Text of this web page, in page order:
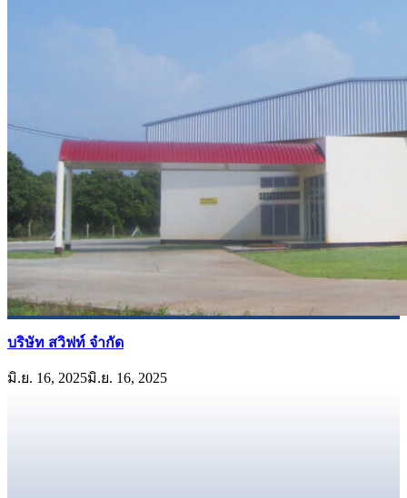
บริษัท สวิฟท์ จำกัด
มิ.ย. 16, 2025มิ.ย. 16, 2025